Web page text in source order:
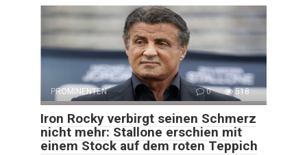
PROMINENTEN 0 518
Iron Rocky verbirgt seinen Schmerz
nicht mehr: Stallone erschien mit
einem Stock auf dem roten Teppich